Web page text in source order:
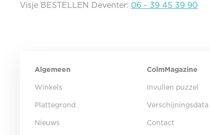
Visje BESTELLEN Deventer: 06 - 39 45 39 90
Algemeen
Winkels
Plattegrond
Nieuws
ColmMagazine
Invullen puzzel
Verschijningsdata
Contact